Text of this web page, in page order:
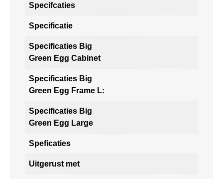
Specifcaties
Specificatie
Specificaties Big
Green Egg Cabinet
Specificaties Big
Green Egg Frame L:
Specificaties Big
Green Egg Large
Speficaties
Uitgerust met